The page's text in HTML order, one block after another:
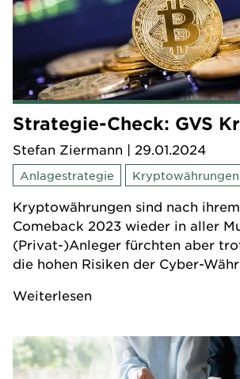
Strategie-Check: GVS
Stefan Ziermann | 29.01.2024
Anlagestrategie Kryptowährungen
Kryptowährungen sind nach
Comeback 2023 wieder in aller
(Privat-)Anleger fürchten aber
die hohen Risiken der Cyber-
Weiterlesen